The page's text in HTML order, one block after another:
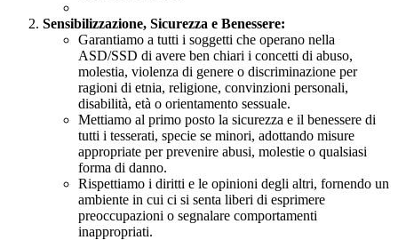
Sensibilizzazione, Sicurezza e Benessere:
Garantiamo a tutti i soggetti che operano nella
ASD/SSD di avere ben chiari i concetti di abuso,
molestia, violenza di genere o discriminazione per
ragioni di etnia, religione, convinzioni personali,
disabilità, età o orientamento sessuale.
Mettiamo al primo posto la sicurezza e il benessere di
tutti i tesserati, specie se minori, adottando misure
appropriate per prevenire abusi, molestie o qualsiasi
forma di danno.
Rispettiamo i diritti e le opinioni degli altri, fornendo un
ambiente in cui ci si senta liberi di esprimere
preoccupazioni o segnalare comportamenti
inappropriati.